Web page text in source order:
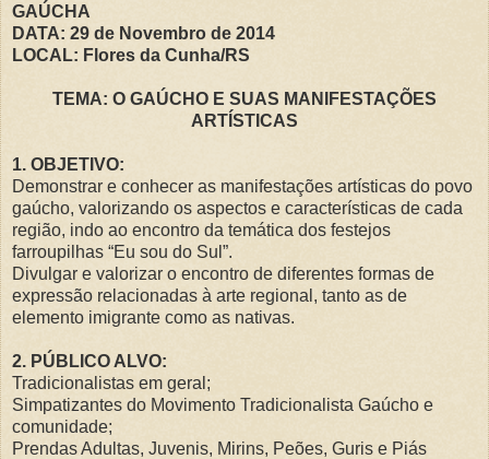
GAÚCHA
DATA: 29 de Novembro de 2014
LOCAL: Flores da Cunha/RS
TEMA: O GAÚCHO E SUAS MANIFESTAÇÕES
ARTÍSTICAS
1. OBJETIVO:
Demonstrar e conhecer as manifestações artísticas do povo
gaúcho, valorizando os aspectos e características de cada
região, indo ao encontro da temática dos festejos
farroupilhas “Eu sou do Sul”.
Divulgar e valorizar o encontro de diferentes formas de
expressão relacionadas à arte regional, tanto as de
elemento imigrante como as nativas.
2. PÚBLICO ALVO:
Tradicionalistas em geral;
Simpatizantes do Movimento Tradicionalista Gaúcho e
comunidade;
Prendas Adultas, Juvenis, Mirins, Peões, Guris e Piás